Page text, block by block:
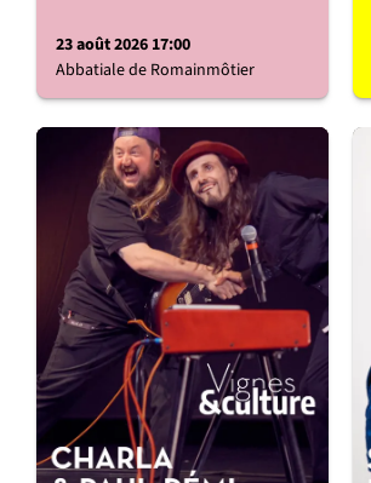
23 août 2026 17:00
Abbatiale de Romainmôtier